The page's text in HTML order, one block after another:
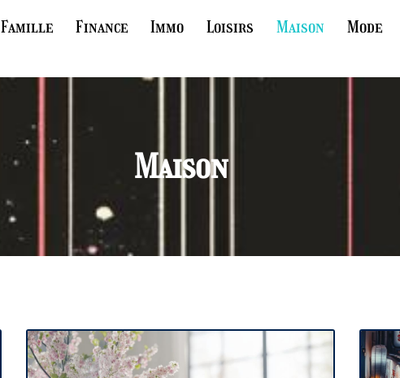
Famille Finance Immo Loisirs Maison Mode
Maison